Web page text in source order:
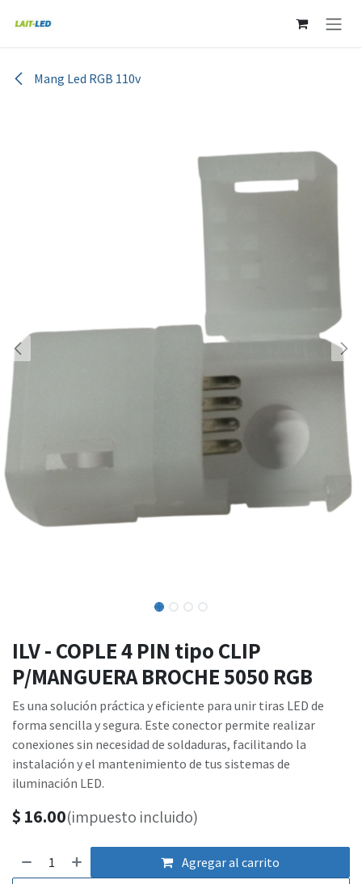
Mang Led RGB 110v
ILV - COPLE 4 PIN tipo CLIP
P/MANGUERA BROCHE 5050 RGB
Es una solución práctica y eficiente para unir tiras LED de
forma sencilla y segura. Este conector permite realizar
conexiones sin necesidad de soldaduras, facilitando la
instalación y el mantenimiento de tus sistemas de
iluminación LED.
$ 16.00(impuesto incluido)
Agregar al carrito